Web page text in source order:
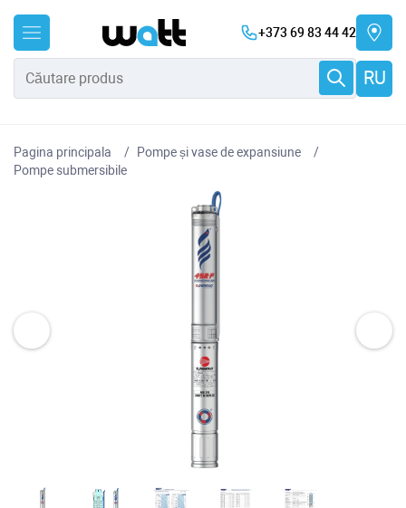
+373 69 83 44 42
RU
Pagina principala
Pompe și vase de expansiune
Pompe submersibile